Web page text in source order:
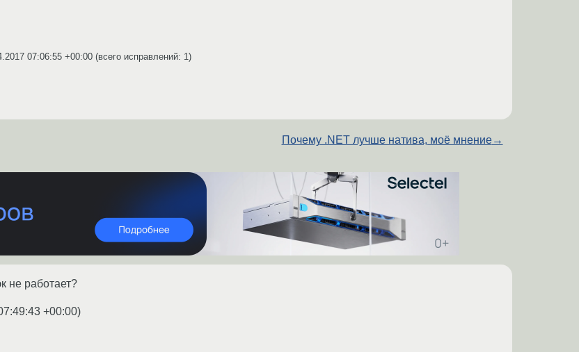
07:06:55 +00:00 (всего исправлений: 1)
Почему .NET лучше натива, моё мнение→
не работает?
+00:00)